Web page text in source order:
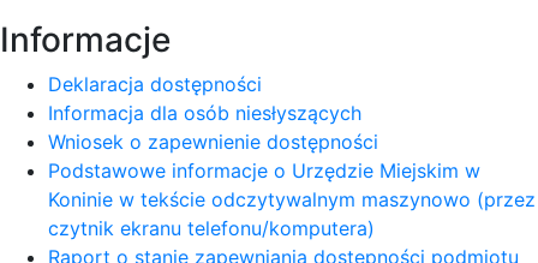
Informacje
Deklaracja dostępności
Informacja dla osób niesłyszących
Wniosek o zapewnienie dostępności
Podstawowe informacje o Urzędzie Miejskim w
Koninie w tekście odczytywalnym maszynowo (przez
czytnik ekranu telefonu/komputera)
Raport o stanie zapewniania dostępności podmiotu